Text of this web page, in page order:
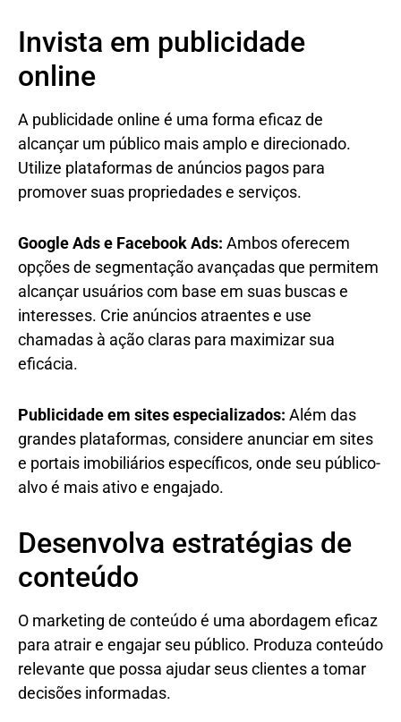
Invista em publicidade
online
A publicidade online é uma forma eficaz de
alcançar um público mais amplo e direcionado.
Utilize plataformas de anúncios pagos para
promover suas propriedades e serviços.
Google Ads e Facebook Ads: Ambos oferecem
opções de segmentação avançadas que permitem
alcançar usuários com base em suas buscas e
interesses. Crie anúncios atraentes e use
chamadas à ação claras para maximizar sua
eficácia.
Publicidade em sites especializados: Além das
grandes plataformas, considere anunciar em sites
e portais imobiliários específicos, onde seu público-
alvo é mais ativo e engajado.
Desenvolva estratégias de
conteúdo
O marketing de conteúdo é uma abordagem eficaz
para atrair e engajar seu público. Produza conteúdo
relevante que possa ajudar seus clientes a tomar
decisões informadas.